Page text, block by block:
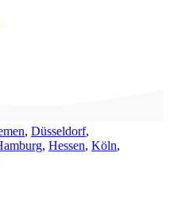
, Düsseldorf,
, Hessen, Köln,